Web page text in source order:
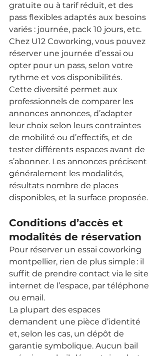
gratuite ou à tarif réduit, et des
pass flexibles adaptés aux besoins
variés : journée, pack 10 jours, etc.
Chez U12 Coworking, vous pouvez
réserver une journée d’essai ou
opter pour un pass, selon votre
rythme et vos disponibilités.
Cette diversité permet aux
professionnels de comparer les
annonces annonces, d’adapter
leur choix selon leurs contraintes
de mobilité ou d’effectifs, et de
tester différents espaces avant de
s’abonner. Les annonces précisent
généralement les modalités,
résultats nombre de places
disponibles, et la surface proposée.
Conditions d’accès et
modalités de réservation
Pour réserver un essai coworking
montpellier, rien de plus simple : il
suffit de prendre contact via le site
internet de l’espace, par téléphone
ou email.
La plupart des espaces
demandent une pièce d’identité
et, selon les cas, un dépôt de
garantie symbolique. Aucun bail